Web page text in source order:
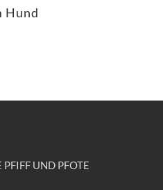
Hund
UND PFOTE